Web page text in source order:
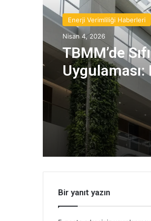
Enerji Verimliliği Haberleri
Nisan 4, 2026
TBMM’de
ve Sera Gazı
Bir yanıt yazın